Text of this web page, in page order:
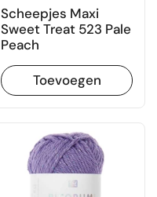
Scheepjes Maxi
Sweet Treat 523 Pale
Peach
Toevoegen